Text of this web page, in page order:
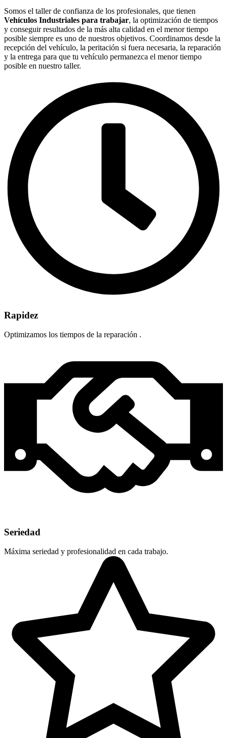
Somos el taller de confianza de los profesionales, que tienen
Vehículos Industriales para trabajar, la optimización de tiempos
y conseguir resultados de la más alta calidad en el menor tiempo
posible siempre es uno de nuestros objetivos. Coordinamos desde la
recepción del vehículo, la peritación si fuera necesaria, la reparación
y la entrega para que tu vehículo permanezca el menor tiempo
posible en nuestro taller.
Rapidez
Optimizamos los tiempos de la reparación .
Seriedad
Máxima seriedad y profesionalidad en cada trabajo.